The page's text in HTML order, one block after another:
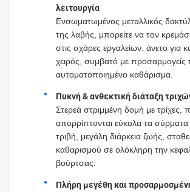
λειτουργία
Ενσωματωμένος μεταλλικός
της λαβής, μπορείτε να τον
στις σχάρες εργαλείων. άνετο για
χειρός, συμβατό με προσαρμογείς
αυτοματοποιημένο καθάρισμα.
Πυκνή & ανθεκτική διάταξη
Στερεά στριμμένη δομή με τρίχες,
απορρίπτονται εύκολα τα
τριβή, μεγάλη διάρκεια ζωής,
καθαρισμού σε ολόκληρη την
βούρτσας.
Πλήρη μεγέθη και